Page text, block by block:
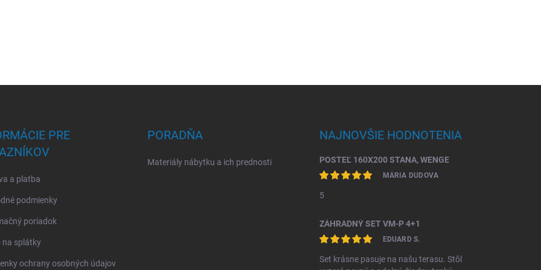
PRE
a platba
podmienky
poriadok
na splátky
ochrany osobných údajov
PORADŇA
Materiály nábytku a ich prednosti
NAJNOVŠIE HODNOTENIA
POSTEĽ 160X200 STANA, WENGE
MÁRIA DUDOVA
5
ZÁHRADNÝ SET VM-P 4+1
EDUARD S.
Set krásne pasuje na našu terasu. Stôl